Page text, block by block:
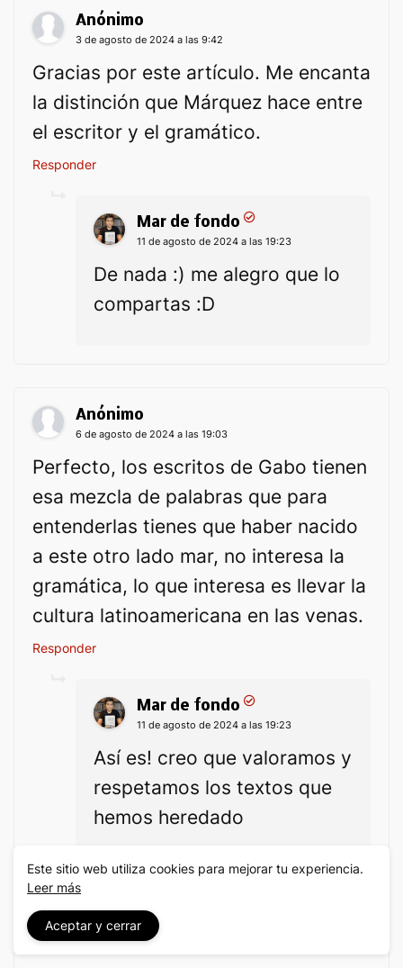
Anónimo
3 de agosto de 2024 a las 9:42
Gracias por este artículo. Me encanta
la distinción que Márquez hace entre
el escritor y el gramático.
Responder
Mar de fondo
11 de agosto de 2024 a las 19:23
De nada :) me alegro que lo
compartas :D
Anónimo
6 de agosto de 2024 a las 19:03
Perfecto, los escritos de Gabo tienen
esa mezcla de palabras que para
entenderlas tienes que haber nacido
a este otro lado mar, no interesa la
gramática, lo que interesa es llevar la
cultura latinoamericana en las venas.
Responder
Mar de fondo
11 de agosto de 2024 a las 19:23
Así es! creo que valoramos y
respetamos los textos que
hemos heredado
Anónimo
Este sitio web utiliza cookies para mejorar tu experiencia.
Leer más
Aceptar y cerrar